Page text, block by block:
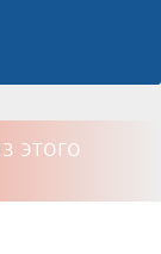
этого